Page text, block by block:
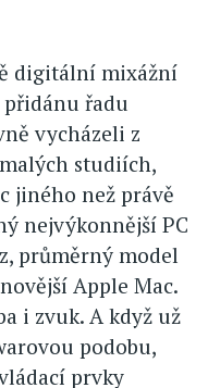
digitální mixážní
řadu
vycházeli z
studiích,
jiného než právě
nejvýkonnější PC
průměrný model
Apple Mac.
i zvuk. A když už
podobu,
prvky